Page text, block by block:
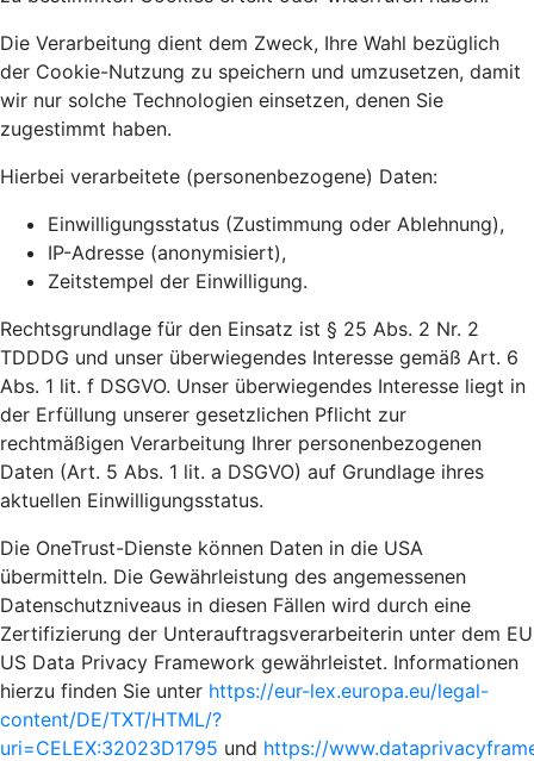
Die Verarbeitung dient dem Zweck, Ihre Wahl bezüglich
der Cookie-Nutzung zu speichern und umzusetzen, damit
wir nur solche Technologien einsetzen, denen Sie
zugestimmt haben.
Hierbei verarbeitete (personenbezogene) Daten:
Einwilligungsstatus (Zustimmung oder Ablehnung),
IP-Adresse (anonymisiert),
Zeitstempel der Einwilligung.
Rechtsgrundlage für den Einsatz ist § 25 Abs. 2 Nr. 2
TDDDG und unser überwiegendes Interesse gemäß Art. 6
Abs. 1 lit. f DSGVO. Unser überwiegendes Interesse liegt in
der Erfüllung unserer gesetzlichen Pflicht zur
rechtmäßigen Verarbeitung Ihrer personenbezogenen
Daten (Art. 5 Abs. 1 lit. a DSGVO) auf Grundlage ihres
aktuellen Einwilligungsstatus.
Die OneTrust-Dienste können Daten in die USA
übermitteln. Die Gewährleistung des angemessenen
Datenschutzniveaus in diesen Fällen wird durch eine
Zertifizierung der Unterauftragsverarbeiterin unter dem EU
US Data Privacy Framework gewährleistet. Informationen
hierzu finden Sie unter https://eur-lex.europa.eu/legal-
content/DE/TXT/HTML/?
uri=CELEX:32023D1795 und https://